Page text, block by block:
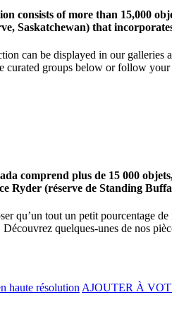
consists of more than 15,000
Saskatchewan) that
can be displayed in our
groups below or follow
comprend plus de 15 000
Ryder (réserve de Standing
qu’un tout un petit pourcentage
quelques-unes de nos
haute résolution AJOUTER À